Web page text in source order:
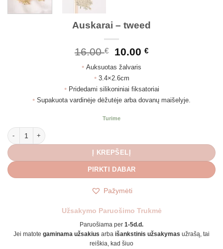
Auskarai – tweed
16.00€
Original
was:
16.00 €.
10.00€Current
• Auksuotas žalvaris
• 3.4×2.6cm
• Pridedami silikoniniai fiksatoriai
• Supakuota vardinėje dėžutėje arba dovanų maišelyje.
Turime
produkto kiekis: Auskarai - tweed
Į KREPŠELĮ
PIRKTI DABAR
Pažymėti
Užsakymo Paruošimo Trukmė
Paruošiama per 1-5d.d.
Jei matote gaminama užsakius arba išankstinis užsakymas užrašą, tai
reiškia, kad šiuo